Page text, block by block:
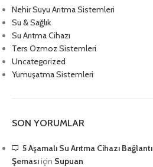
Nehir Suyu Arıtma Sistemleri
Su & Sağlık
Su Arıtma Cihazı
Ters Ozmoz Sistemleri
Uncategorized
Yumuşatma Sistemleri
SON YORUMLAR
5 Aşamalı Su Arıtma Cihazı Bağlantı
Şemasıiçin Supuan